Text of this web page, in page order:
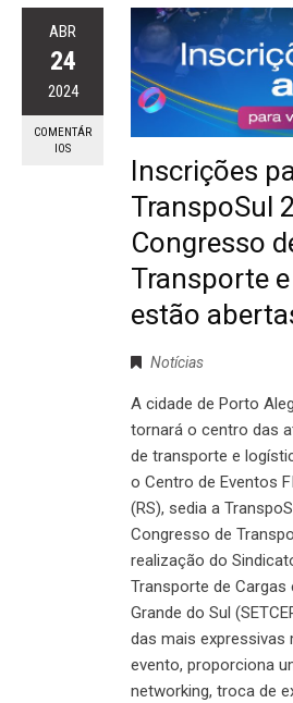
ABR
24
2024
COMENTÁR
IOS
Inscrições
TranspoSul
Congresso
Transporte
estão
Notícias
A cidade de Porto
tornará o centro das
de transporte e
o Centro de Eventos
(RS), sedia a
Congresso de
realização do
Transporte de Cargas
Grande do Sul
das mais expressivas
evento, proporciona
networking, troca de